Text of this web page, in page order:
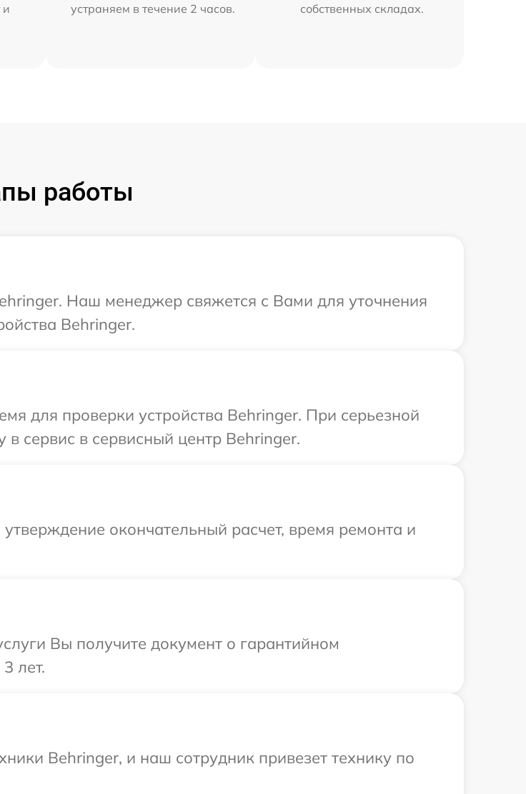
и
устраняем в течение 2 часов.
собственных складах.
работы
Наш менеджер свяжется с Вами для уточнения
Behringer.
для проверки устройства Behringer. При серьезной
сервис в сервисный центр Behringer.
окончательный расчет, время ремонта и
Вы получите документ о гарантийном
лет.
Behringer, и наш сотрудник привезет технику по